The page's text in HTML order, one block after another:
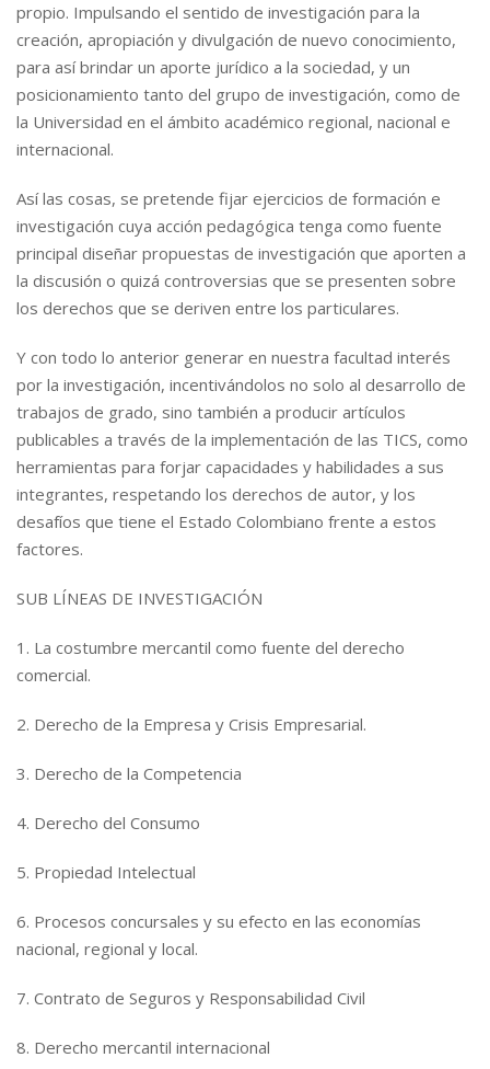
propio. Impulsando el sentido de investigación para la
creación, apropiación y divulgación de nuevo conocimiento,
para así brindar un aporte jurídico a la sociedad, y un
posicionamiento tanto del grupo de investigación, como de
la Universidad en el ámbito académico regional, nacional e
internacional.
Así las cosas, se pretende fijar ejercicios de formación e
investigación cuya acción pedagógica tenga como fuente
principal diseñar propuestas de investigación que aporten a
la discusión o quizá controversias que se presenten sobre
los derechos que se deriven entre los particulares.
Y con todo lo anterior generar en nuestra facultad interés
por la investigación, incentivándolos no solo al desarrollo de
trabajos de grado, sino también a producir artículos
publicables a través de la implementación de las TICS, como
herramientas para forjar capacidades y habilidades a sus
integrantes, respetando los derechos de autor, y los
desafíos que tiene el Estado Colombiano frente a estos
factores.
SUB LÍNEAS DE INVESTIGACIÓN
1. La costumbre mercantil como fuente del derecho
comercial.
2. Derecho de la Empresa y Crisis Empresarial.
3. Derecho de la Competencia
4. Derecho del Consumo
5. Propiedad Intelectual
6. Procesos concursales y su efecto en las economías
nacional, regional y local.
7. Contrato de Seguros y Responsabilidad Civil
8. Derecho mercantil internacional